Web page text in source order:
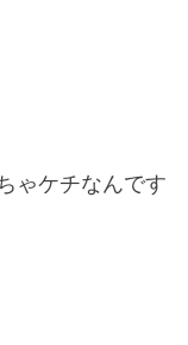
ゃケチなんです